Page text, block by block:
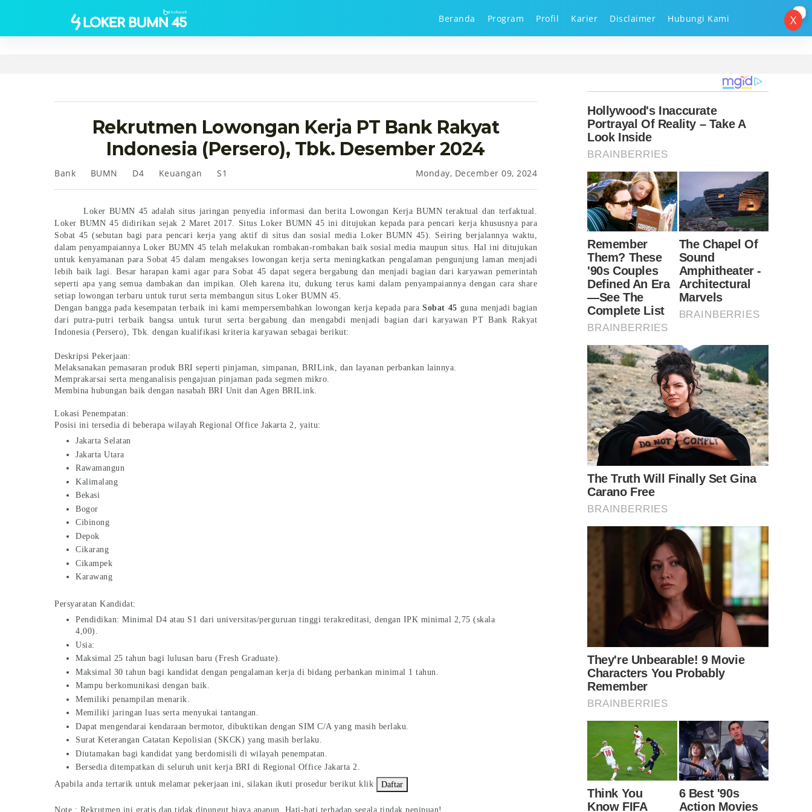
Beranda Program Profil Karier Disclaimer Hubungi Kami
Rekrutmen Lowongan Kerja PT Bank Rakyat
Indonesia (Persero), Tbk. Desember 2024
Bank BUMN D4 Keuangan S1 Monday, December 09, 2024
Loker BUMN 45 adalah situs jaringan penyedia informasi dan berita Lowongan Kerja BUMN teraktual dan terfaktual.
Loker BUMN 45 didirikan sejak 2 Maret 2017. Situs Loker BUMN 45 ini ditujukan kepada para pencari kerja khususnya para
Sobat 45 (sebutan bagi para pencari kerja yang aktif di situs dan sosial media Loker BUMN 45). Seiring berjalannya waktu,
dalam penyampaiannya Loker BUMN 45 telah melakukan rombakan-rombakan baik sosial media maupun situs. Hal ini ditujukan
untuk kenyamanan para Sobat 45 dalam mengakses lowongan kerja serta meningkatkan pengalaman pengunjung laman menjadi
lebih baik lagi. Besar harapan kami agar para Sobat 45 dapat segera bergabung dan menjadi bagian dari karyawan pemerintah
seperti apa yang semua dambakan dan impikan. Oleh karena itu, dukung terus kami dalam penyampaiannya dengan cara share
setiap lowongan terbaru untuk turut serta membangun situs Loker BUMN 45.
Dengan bangga pada kesempatan terbaik ini kami mempersembahkan lowongan kerja kepada paraSobat 45 guna menjadi bagian
dari putra-putri terbaik bangsa untuk turut serta bergabung dan mengabdi menjadi bagian dari karyawan PT Bank Rakyat
Indonesia (Persero), Tbk. dengan kualifikasi kriteria karyawan sebagai berikut:
Deskripsi Pekerjaan:
Melaksanakan pemasaran produk BRI seperti pinjaman, simpanan, BRILink, dan layanan perbankan lainnya.
Memprakarsai serta menganalisis pengajuan pinjaman pada segmen mikro.
Membina hubungan baik dengan nasabah BRI Unit dan Agen BRILink.
Lokasi Penempatan:
Posisi ini tersedia di beberapa wilayah Regional Office Jakarta 2, yaitu:
Jakarta Selatan
Jakarta Utara
Rawamangun
Kalimalang
Bekasi
Bogor
Cibinong
Depok
Cikarang
Cikampek
Karawang
Persyaratan Kandidat:
Pendidikan: Minimal D4 atau S1 dari universitas/perguruan tinggi terakreditasi, dengan IPK minimal 2,75 (skala
4,00).
Usia:
Maksimal 25 tahun bagi lulusan baru (Fresh Graduate).
Maksimal 30 tahun bagi kandidat dengan pengalaman kerja di bidang perbankan minimal 1 tahun.
Mampu berkomunikasi dengan baik.
Memiliki penampilan menarik.
Memiliki jaringan luas serta menyukai tantangan.
Dapat mengendarai kendaraan bermotor, dibuktikan dengan SIM C/A yang masih berlaku.
Surat Keterangan Catatan Kepolisian (SKCK) yang masih berlaku.
Diutamakan bagi kandidat yang berdomisili di wilayah penempatan.
Bersedia ditempatkan di seluruh unit kerja BRI di Regional Office Jakarta 2.
Apabila anda tertarik untuk melamar pekerjaan ini, silakan ikuti prosedur berikut klik
Daftar
Note : Rekrutmen ini gratis dan tidak dipungut biaya apapun. Hati-hati terhadap segala tindak penipuan!
X